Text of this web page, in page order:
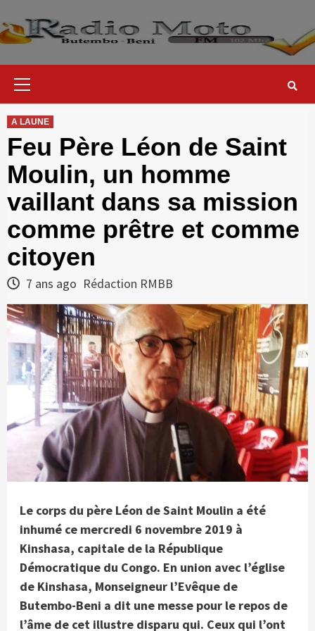
to
content
A LAUNE
Feu Père Léon de Saint
Moulin, un homme
vaillant dans sa mission
comme prêtre et comme
citoyen
7 ans ago Rédaction RMBB
Le corps du père Léon de Saint Moulin a été
inhumé ce mercredi 6 novembre 2019 à
Kinshasa, capitale de la République
Démocratique du Congo. En union avec l’église
de Kinshasa, Monseigneur l’Evêque de
Butembo-Beni a dit une messe pour le repos de
l’âme de cet illustre disparu qui. Ceux qui l’ont